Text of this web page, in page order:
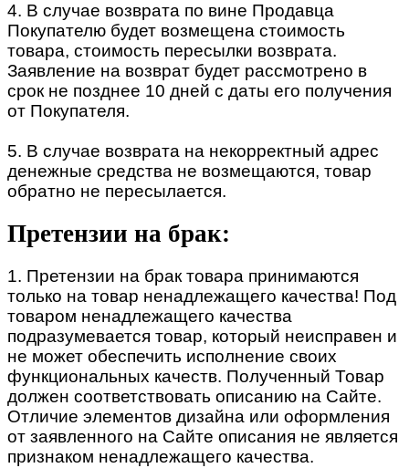
4. В случае возврата по вине Продавца
Покупателю будет возмещена стоимость
товара, стоимость пересылки возврата.
Заявление на возврат будет рассмотрено в
срок не позднее 10 дней с даты его получения
от Покупателя.
5. В случае возврата на некорректный адрес
денежные средства не возмещаются, товар
обратно не пересылается.
Претензии на брак:
1. Претензии на брак товара принимаются
только на товар ненадлежащего качества! Под
товаром ненадлежащего качества
подразумевается товар, который неисправен и
не может обеспечить исполнение своих
функциональных качеств. Полученный Товар
должен соответствовать описанию на Сайте.
Отличие элементов дизайна или оформления
от заявленного на Сайте описания не является
признаком ненадлежащего качества.